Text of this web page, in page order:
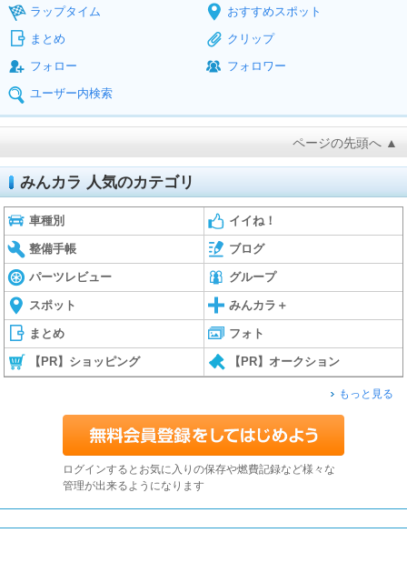
ラップタイム
おすすめスポット
まとめ
クリップ
フォロー
フォロワー
ユーザー内検索
ページの先頭へ ▲
みんカラ 人気のカテゴリ
車種別 イイね！
整備手帳 ブログ
パーツレビュー グループ
スポット みんカラ＋
まとめ フォト
【PR】ショッピング 【PR】オークション
もっと見る
ログインするとお気に入りの保存や燃費記録など様々な
管理が出来るようになります